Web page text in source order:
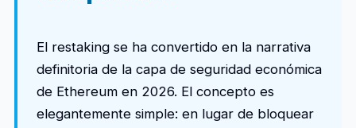
El restaking se ha convertido en la narrativa
definitoria de la capa de seguridad económica
de Ethereum en 2026. El concepto es
elegantemente simple: en lugar de bloquear